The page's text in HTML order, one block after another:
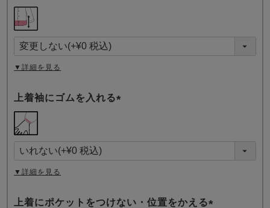
須
)
▼詳細を見る
上着袖にゴムを入れる
須
)
▼詳細を見る
上着にポケットをつけない・位置をかえる